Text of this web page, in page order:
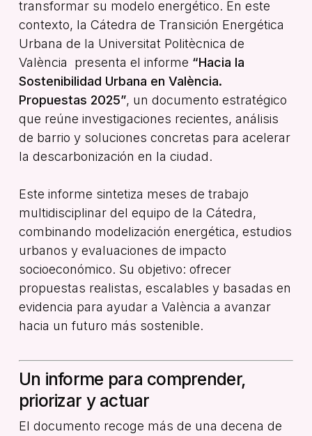
transformar su modelo energético. En este
contexto, la Cátedra de Transición Energética
Urbana de la Universitat Politècnica de
València presenta el informe “Hacia la
Sostenibilidad Urbana en València.
Propuestas 2025”, un documento estratégico
que reúne investigaciones recientes, análisis
de barrio y soluciones concretas para acelerar
la descarbonización en la ciudad.
Este informe sintetiza meses de trabajo
multidisciplinar del equipo de la Cátedra,
combinando modelización energética, estudios
urbanos y evaluaciones de impacto
socioeconómico. Su objetivo: ofrecer
propuestas realistas, escalables y basadas en
evidencia para ayudar a València a avanzar
hacia un futuro más sostenible.
Un informe para comprender,
priorizar y actuar
El documento recoge más de una decena de